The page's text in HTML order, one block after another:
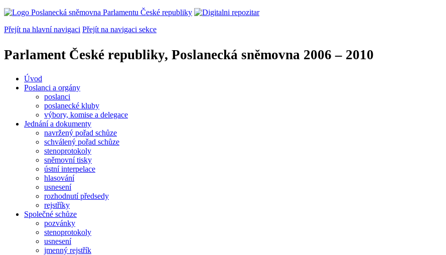
Přejít na hlavní navigaci Přejít na navigaci sekce
Parlament České republiky, Poslanecká sněmovna 2006 – 2010
Úvod
Poslanci a orgány
poslanci
poslanecké kluby
výbory, komise a delegace
Jednání a dokumenty
navržený pořad schůze
schválený pořad schůze
stenoprotokoly
sněmovní tisky
ústní interpelace
hlasování
usnesení
rozhodnutí předsedy
rejstříky
Společné schůze
pozvánky
stenoprotokoly
usnesení
jmenný rejstřík